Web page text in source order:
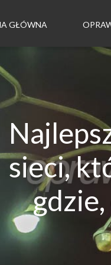
GŁÓWNA
sieci,